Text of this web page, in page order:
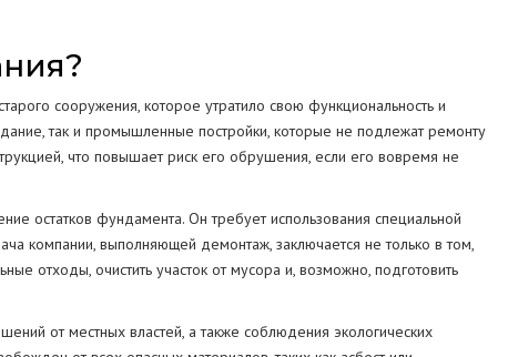
сооружения, которое утратило свою функциональность и
так и промышленные постройки, которые не подлежат ремонту
что повышает риск его обрушения, если его вовремя не
остатков фундамента. Он требует использования специальной
компании, выполняющей демонтаж, заключается не только в том,
отходы, очистить участок от мусора и, возможно, подготовить
от местных властей, а также соблюдения экологических